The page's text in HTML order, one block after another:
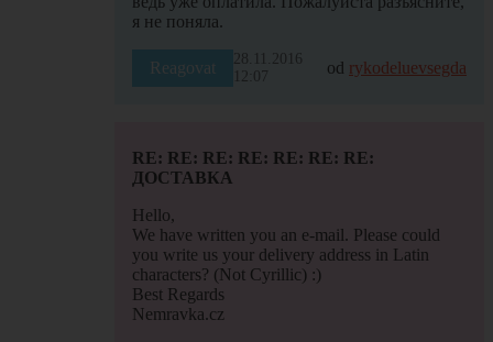
я не поняла.
Reagovat
28.11.2016
12:07
od rykodeluevsegda
RE: RE: RE: RE: RE: RE: RE:
ДОСТАВКА
Hello,
We have written you an e-mail. Please could
you write us your delivery address in Latin
characters? (Not Cyrillic) :)
Best Regards
Nemravka.cz